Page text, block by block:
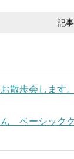
記
散歩会します。
ベーシック